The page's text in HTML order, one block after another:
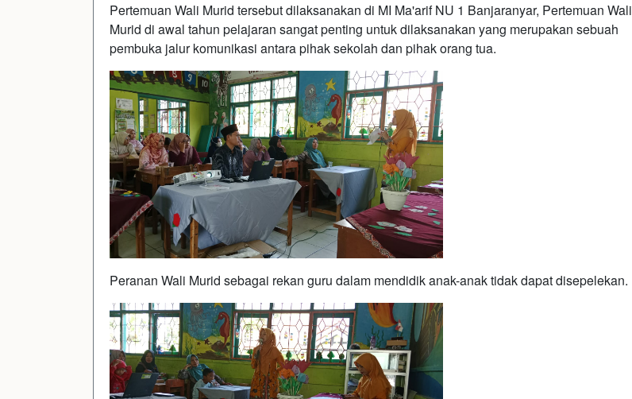
Pertemuan Wali Murid tersebut dilaksanakan di MI Ma'arif NU 1 Banjaranyar, Pertemuan Wali
Murid di awal tahun pelajaran sangat penting untuk dilaksanakan yang merupakan sebuah
pembuka jalur komunikasi antara pihak sekolah dan pihak orang tua.
Peranan Wali Murid sebagai rekan guru dalam mendidik anak-anak tidak dapat disepelekan.